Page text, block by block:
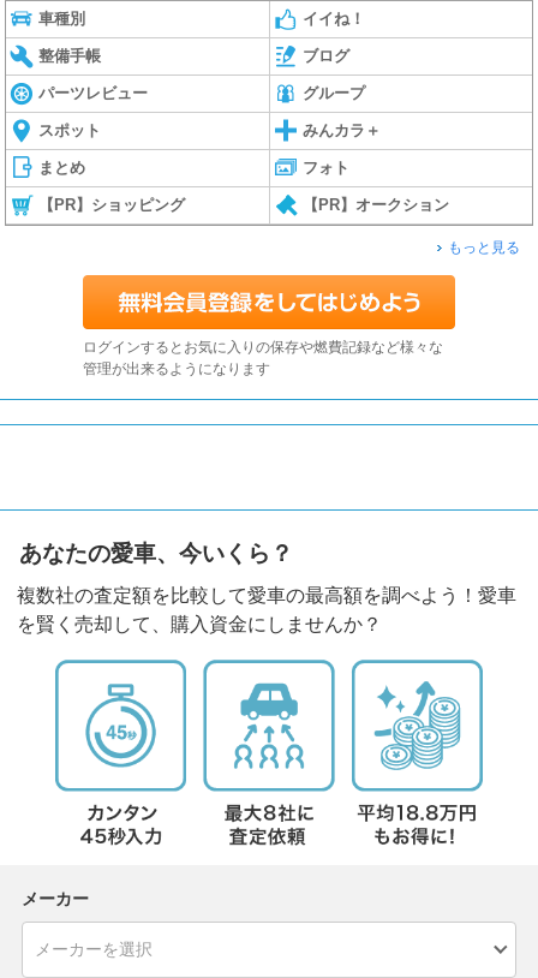
車種別 イイね！
整備手帳 ブログ
パーツレビュー グループ
スポット みんカラ＋
まとめ フォト
【PR】ショッピング 【PR】オークション
もっと見る
ログインするとお気に入りの保存や燃費記録など様々な
管理が出来るようになります
あなたの愛車、今いくら？
複数社の査定額を比較して愛車の最高額を調べよう！愛車
を賢く売却して、購入資金にしませんか？
メーカー